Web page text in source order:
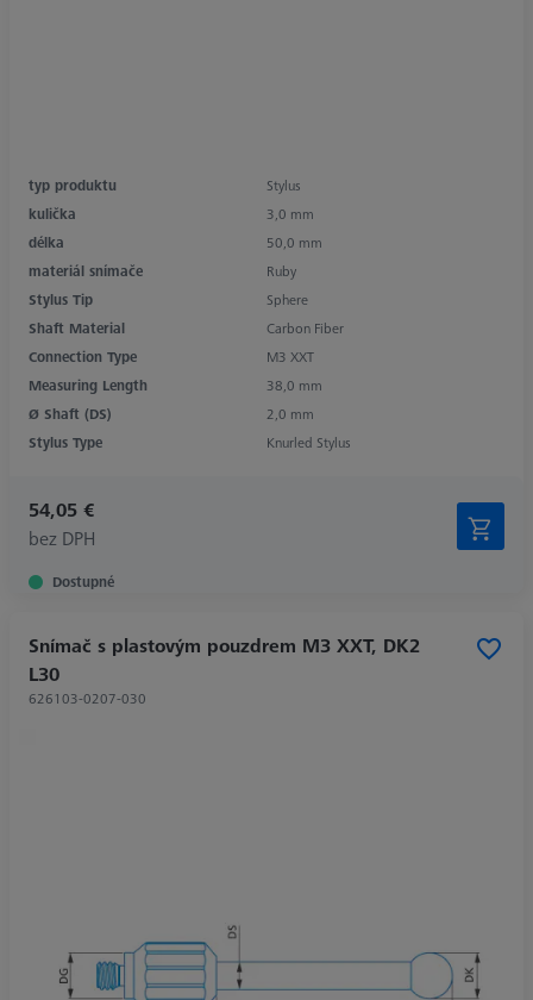
typ produktu
Stylus
kulička
3,0 mm
délka
50,0 mm
materiál snímače
Ruby
Stylus Tip
Sphere
Shaft Material
Carbon Fiber
Connection Type
M3 XXT
Measuring Length
38,0 mm
Ø Shaft (DS)
2,0 mm
Stylus Type
Knurled Stylus
54,05 €
bez DPH
Dostupné
Snímač s plastovým pouzdrem M3 XXT, DK2
L30
626103-0207-030